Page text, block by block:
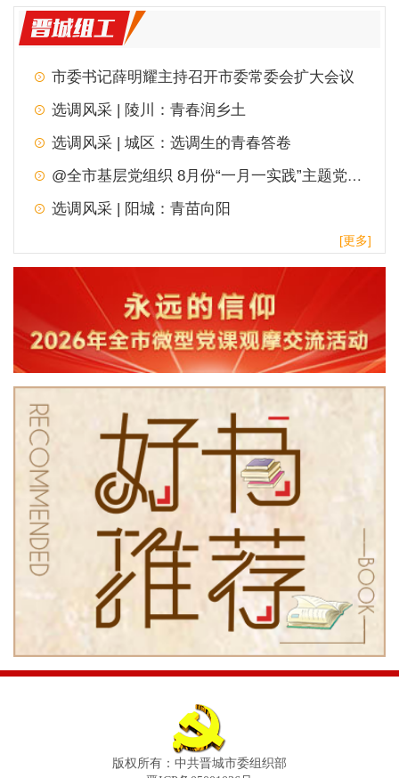
市委书记薛明耀主持召开市委常委会扩大会议
选调风采 | 陵川：青春润乡土
选调风采 | 城区：选调生的青春答卷
@全市基层党组织 8月份“一月一实践”主题党日，请查收！
选调风采 | 阳城：青苗向阳
[更多]
版权所有：中共晋城市委组织部